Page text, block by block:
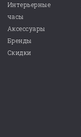
Интерьерные
часы
Аксессуары
Бренды
Скидки